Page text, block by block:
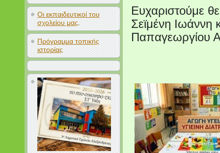
Οι εκπαιδευτικοί του
σχολείου μας
Πρόγραμμα τοπικής
ιστορίας
Ευχαριστούμε
Σεϊμένη Ιωάννη
Παπαγεωργίου